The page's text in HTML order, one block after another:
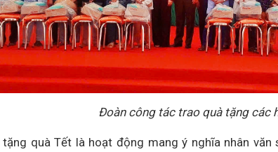
Đoàn công tác trao quà tặng các
quà Tết là hoạt động mang ý nghĩa nhân